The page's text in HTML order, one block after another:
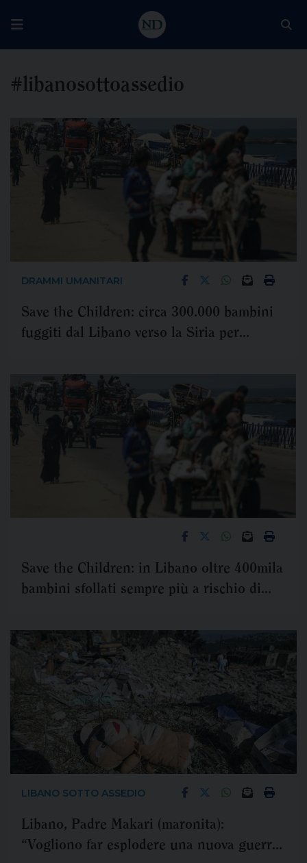
#libanosottoassedio
DRAMMI UMANITARI
Save the Children: circa 300.000 bambini
fuggiti dal Libano verso la Siria per
Save the Children: in Libano oltre 400mila
bambini sfollati sempre più a rischio di
LIBANO SOTTO ASSEDIO
Libano, Padre Makari (maronita):
“Vogliono far esplodere una nuova guerra